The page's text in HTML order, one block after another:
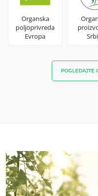
POGLEDAJTE
Organska
poljoprivreda
Evropa